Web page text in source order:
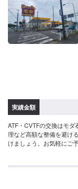
実績金額
ATF・CVTFの交換はモ
理など高額な整備を避け
けましょう。お気軽にご